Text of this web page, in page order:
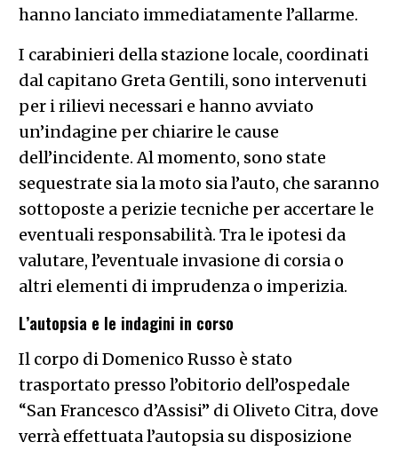
hanno lanciato immediatamente l’allarme.
I carabinieri della stazione locale, coordinati
dal capitano Greta Gentili, sono intervenuti
per i rilievi necessari e hanno avviato
un’indagine per chiarire le cause
dell’incidente. Al momento, sono state
sequestrate sia la moto sia l’auto, che saranno
sottoposte a perizie tecniche per accertare le
eventuali responsabilità. Tra le ipotesi da
valutare, l’eventuale invasione di corsia o
altri elementi di imprudenza o imperizia.
L’autopsia e le indagini in corso
Il corpo di Domenico Russo è stato
trasportato presso l’obitorio dell’ospedale
“San Francesco d’Assisi” di Oliveto Citra, dove
verrà effettuata l’autopsia su disposizione